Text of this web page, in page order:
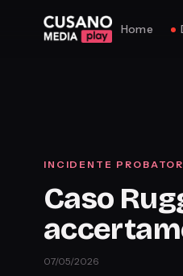
Home
INCIDENTE
Caso
07/05/2026